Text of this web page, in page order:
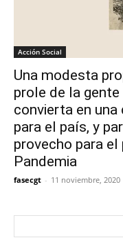
Acción Social
Una modesta
prole de la
convierta en
para el país, y
provecho para
Pandemia
fasecgt - 11 noviembre, 2020